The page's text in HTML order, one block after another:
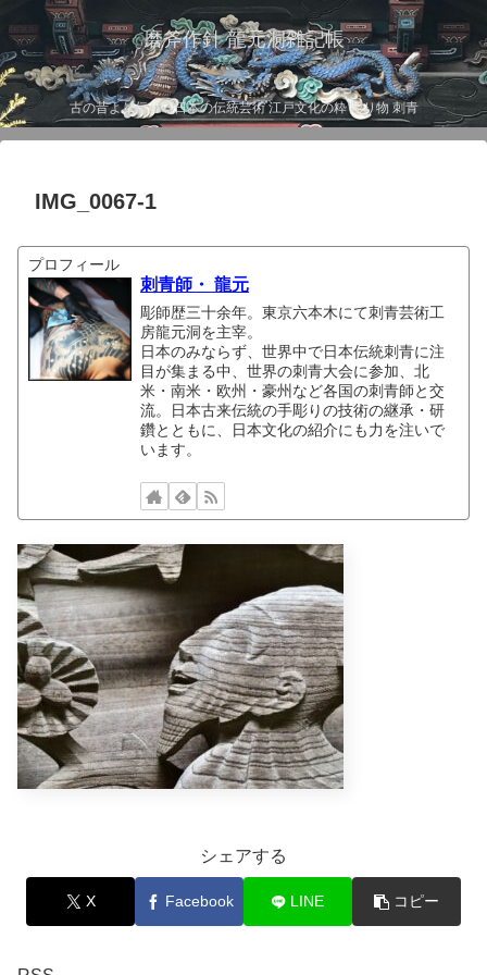
磨斧作針 龍元洞雑記帳
古の昔より伝わる日本の伝統芸術 江戸文化の粋 彫り物 刺青
IMG_0067-1
プロフィール
刺青師・ 龍元
彫師歴三十余年。東京六本木にて刺青芸術工
房龍元洞を主宰。
日本のみならず、世界中で日本伝統刺青に注
目が集まる中、世界の刺青大会に参加、北
米・南米・欧州・豪州など各国の刺青師と交
流。日本古来伝統の手彫りの技術の継承・研
鑽とともに、日本文化の紹介にも力を注いで
います。
シェアする
X Facebook LINE コピー